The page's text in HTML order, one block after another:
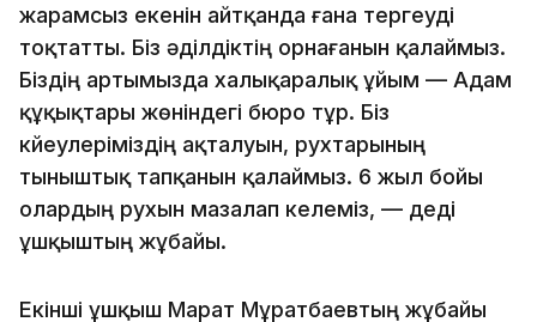
жарамсыз екенін айтқанда ғана тергеуді
тоқтатты. Біз әділдіктің орнағанын қалаймыз.
Біздің артымызда халықаралық ұйым — Адам
құқықтары жөніндегі бюро тұр. Біз
күйеулеріміздің ақталуын, рухтарының
тыныштық тапқанын қалаймыз. 6 жыл бойы
олардың рухын мазалап келеміз, — деді
ұшқыштың жұбайы.
Екінші ұшқыш Марат Мұратбаевтың жұбайы